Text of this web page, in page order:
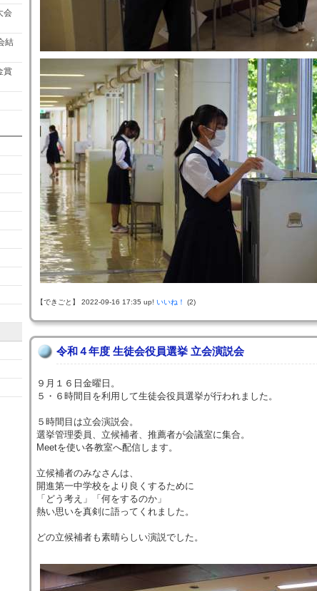
会
結
賞
【できごと】 2022-09-16 17:35 up! いいね！ (2)
令和４年度 生徒会役員選挙 立会演説会
９月１６日金曜日。
５・６時間目を利用して生徒会役員選挙が行われました。
５時間目は立会演説会。
選挙管理委員、立候補者、推薦者が会議室に集合。
Meetを使い各教室へ配信します。
立候補者のみなさんは、
開進第一中学校をより良くするために
「どう考え」「何をするのか」
熱い思いを真剣に語ってくれました。
どの立候補者も素晴らしい演説でした。